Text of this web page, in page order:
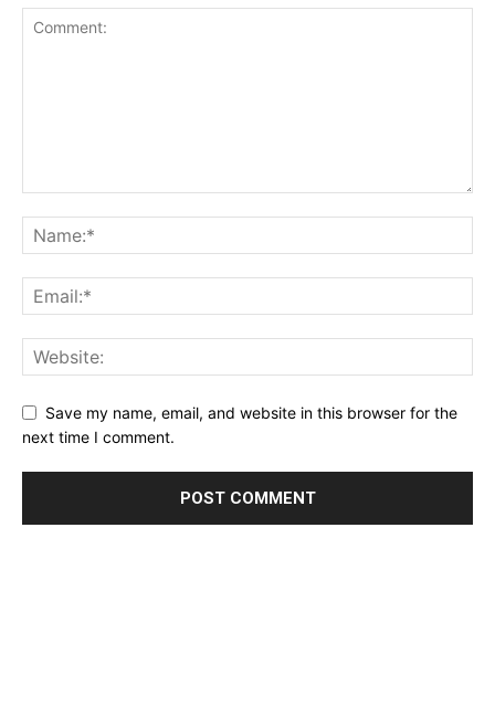
Save my name, email, and website in this browser for the
next time I comment.